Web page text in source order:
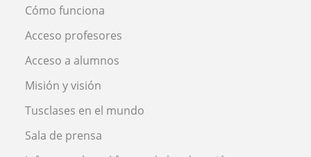
Cómo funciona
Acceso profesores
Acceso a alumnos
Misión y visión
Tusclases en el mundo
Sala de prensa